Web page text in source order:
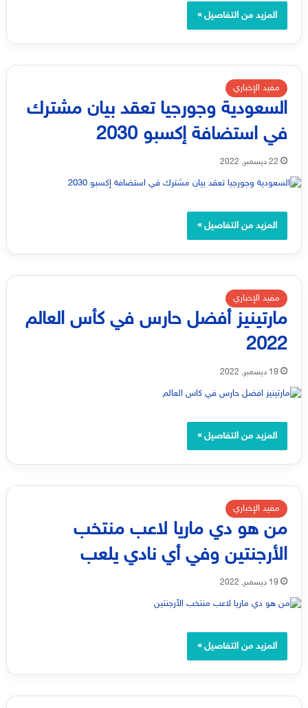
المزيد من التفاصيل »
مفيد الإخباري
السعودية وجورجيا تعقد بيان مشترك
في استضافة إكسبو 2030
22 ديسمبر, 2022
المزيد من التفاصيل »
مفيد الإخباري
مارتينيز أفضل حارس في كأس العالم
2022
19 ديسمبر, 2022
المزيد من التفاصيل »
مفيد الإخباري
من هو دي ماريا لاعب منتخب
الأرجنتين وفي أي نادي يلعب
19 ديسمبر, 2022
المزيد من التفاصيل »